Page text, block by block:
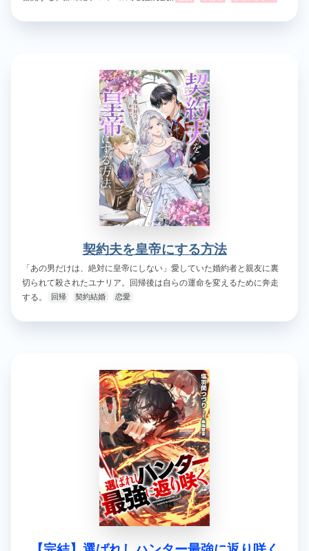
契約夫を皇帝にする方法
「あの男だけは、絶対に皇帝にしない」愛していた婚約者と親友に裏
切られて殺されたユナリア。回帰後は自らの運命を変えるために奔走
する。
回帰 契約結婚 恋愛